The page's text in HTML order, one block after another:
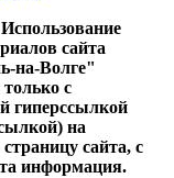
сайта
на-Волге"
только с
гиперссылкой
на
сайта, с
информация.